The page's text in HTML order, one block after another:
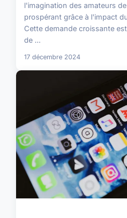
l'imagination des amateurs
prospérant grâce à l'impact
Cette demande croissante
de ...
17 décembre 2024